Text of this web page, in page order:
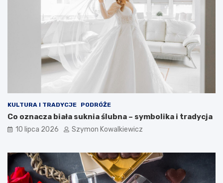
KULTURA I TRADYCJE PODRÓŻE
Co oznacza biała suknia ślubna – symbolika i tradycja
10 lipca 2026 Szymon Kowalkiewicz